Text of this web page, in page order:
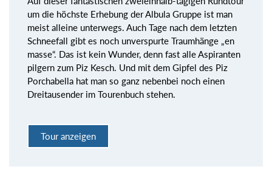
um die höchste Erhebung der Albula Gruppe ist man
meist alleine unterwegs. Auch Tage nach dem letzten
Schneefall gibt es noch unverspurte Traumhänge „en
masse“. Das ist kein Wunder, denn fast alle Aspiranten
pilgern zum Piz Kesch. Und mit dem Gipfel des Piz
Porchabella hat man so ganz nebenbei noch einen
Dreitausender im Tourenbuch stehen.
Tour anzeigen